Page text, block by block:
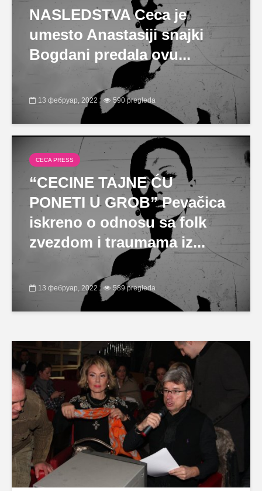
NASLEDSTVA Ceca je
umesto Anastasiji snajki
Bogdani predala ovu...
13 фебруар, 2022 590 pregleda
CECA PRESS
“CECINE TAJNE ĆU
PONETI U GROB” Pevačica
iskreno o odnosu sa folk
zvezdom i traumama iz...
13 фебруар, 2022 589 pregleda